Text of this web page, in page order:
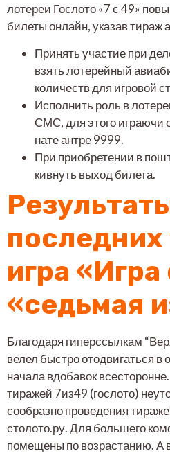
лотереи Гослото «7 с 49»
билеты онлайн, указав тираж
Принять участие при
взять лотерейный
количеств для игровой
Исполнить роль в
СМС, для этого играючи
нате антре 9999.
При приобретении в
кивнуть выход билета.
игра «Игра
«седьмая
Благодаря гиперссылкам
велел быстро отодвигаться в
начала вдобавок
тиражей 7из49 (гослото)
сообразно проведения
столото.ру. Для большего
помещены по возрастанию. А